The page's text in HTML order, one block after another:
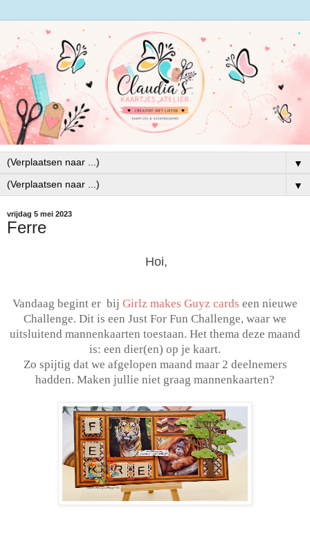
▼
▼
vrijdag 5 mei 2023
Ferre
Hoi,
Vandaag begint er bij Girlz makes Guyz cards een nieuwe
Challenge. Dit is een Just For Fun Challenge, waar we
uitsluitend mannenkaarten toestaan. Het thema deze maand
is: een dier(en) op je kaart.
Zo spijtig dat we afgelopen maand maar 2 deelnemers
hadden. Maken jullie niet graag mannenkaarten?